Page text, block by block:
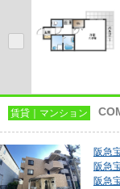
賃貸｜マンション
阪急
阪急
阪急